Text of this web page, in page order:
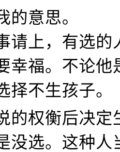
的意思。
请上，有选的
幸福。不论他
择不生孩子。
的权衡后决定
没选。这种人